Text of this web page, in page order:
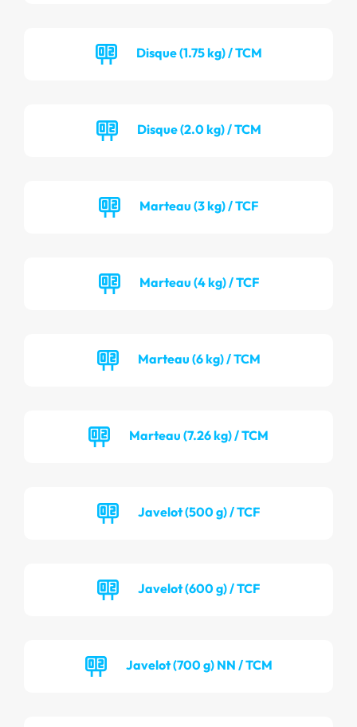
Disque (1.75 kg) / TCM
Disque (2.0 kg) / TCM
Marteau (3 kg) / TCF
Marteau (4 kg) / TCF
Marteau (6 kg) / TCM
Marteau (7.26 kg) / TCM
Javelot (500 g) / TCF
Javelot (600 g) / TCF
Javelot (700 g) NN / TCM